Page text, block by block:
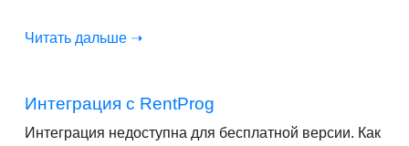
Читать дальше ➝
Интеграция с RentProg
Интеграция недоступна для бесплатной версии. Как